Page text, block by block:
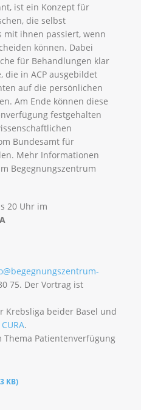
ist ein Konzept für
die selbst
mit ihnen passiert, wenn
können. Dabei
für Behandlungen klar
die in ACP ausgebildet
auf die persönlichen
Am Ende können diese
festgehalten
Bundesamt für
Mehr Informationen
Begegnungszentrum
20 Uhr im
75. Der Vortrag ist
Krebsliga beider Basel und
.
Patientenverfügung
KB)